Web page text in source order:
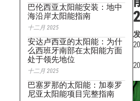
巴伦西亚太阳能安装：地中
海沿岸太阳能指南
十二月 2025
安达卢西亚的太阳能：为什
么西班牙南部在太阳能方面
处于领先地位
十二月 2025
巴塞罗那的太阳能：加泰罗
尼亚太阳能项目完整指南